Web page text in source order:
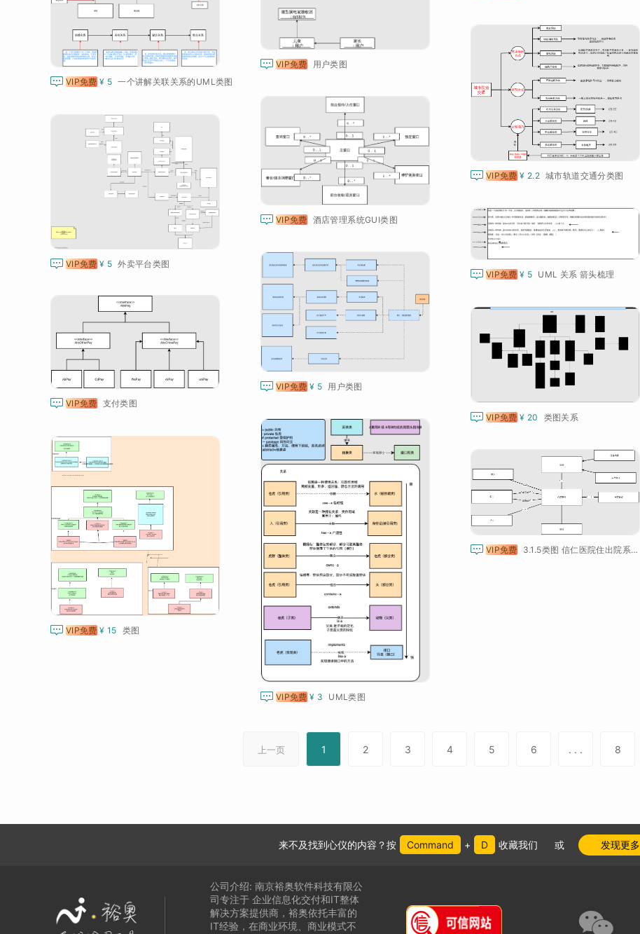
 VIP免费 用户类图
 VIP免费 ¥ 5 一个讲解关联关系的UML类图
 VIP免费 ¥ 2.2 城市轨道交通分类图
 VIP免费 酒店管理系统GUI类图
 VIP免费 ¥ 5 外卖平台类图
 VIP免费 ¥ 5 UML 关系 箭头梳理
 VIP免费 ¥ 5 用户类图
 VIP免费 支付类图
 VIP免费 ¥ 20 类图关系
 VIP免费 ¥ 3 UML类图
 VIP免费 ¥ 15 类图
 VIP免费 3.1.5类图 信仁医院住出院系统领域模型（P37）
上一页 1 2 3 4 5 6 . . . 8
来不及找到心仪的内容？按 Command + D 收藏我们 或 发现更多
公司介绍:南京裕奥软件科技有限公
司专注于 企业信息化交付和IT整体
解决方案提供商，裕奥依托丰富的
IT经验，在商业环境、商业模式不
